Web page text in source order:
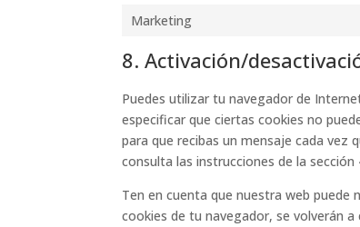
Marketing
8. Activación/
Puedes utilizar tu navegador de
especificar que ciertas cookies no
para que recibas un mensaje cada vez
consulta las instrucciones de la
Ten en cuenta que nuestra web puede
cookies de tu navegador, se volverán